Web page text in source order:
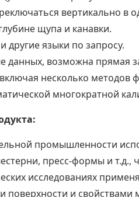
вертикально в
щупа и канавки.
другие языки по запросу.
данных, возможна прямая
несколько
многократной
промышленности
пресс-формы и т.д.,
исследованиях
поверхности и